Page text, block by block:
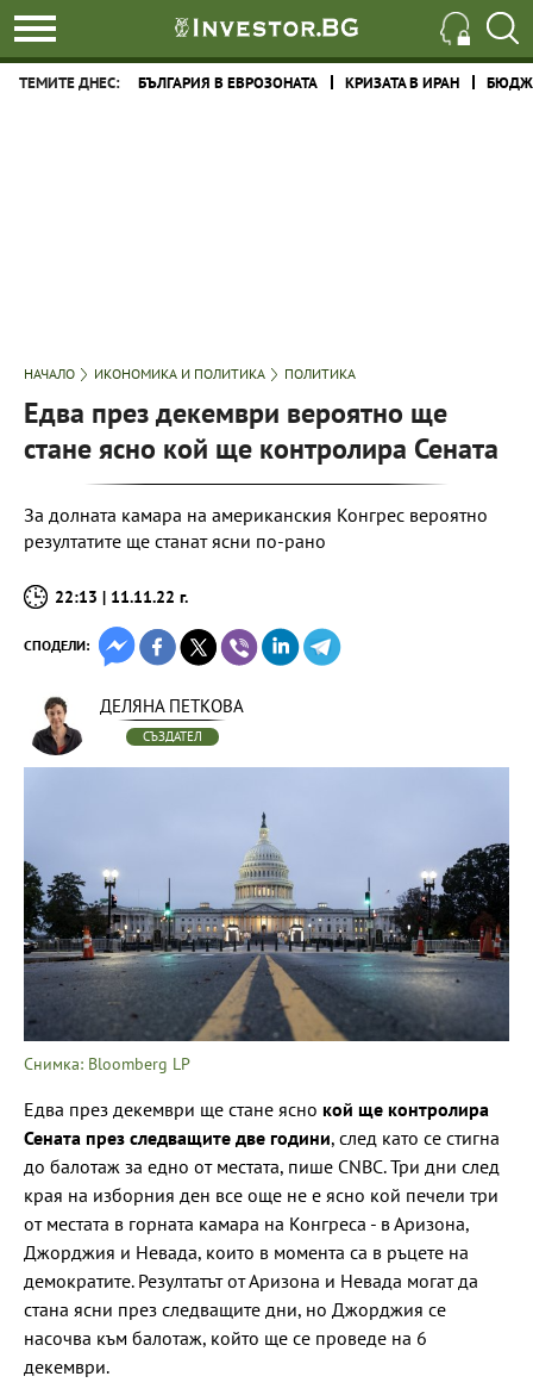
ТЕМИТЕ ДНЕС: БЪЛГАРИЯ В ЕВРОЗОНАТА КРИЗАТА В ИРАН
НАЧАЛО ИКОНОМИКА И ПОЛИТИКА ПОЛИТИКА
Едва през декември вероятно ще
стане ясно кой ще контролира Сената
За долната камара на американския Конгрес вероятно
резултатите ще станат ясни по-рано
22:13 | 11.11.22 г.
СПОДЕЛИ:
ДЕЛЯНА ПЕТКОВА
СЪЗДАТЕЛ
Снимка: Bloomberg LP
Едва през декември ще стане ясно кой ще контролира
Сената през следващите две години, след като се стигна
до балотаж за едно от местата, пише CNBC. Три дни след
края на изборния ден все още не е ясно кой печели три
от местата в горната камара на Конгреса - в Аризона,
Джорджия и Невада, които в момента са в ръцете на
демократите. Резултатът от Аризона и Невада могат да
стана ясни през следващите дни, но Джорджия се
насочва към балотаж, който ще се проведе на 6
декември.